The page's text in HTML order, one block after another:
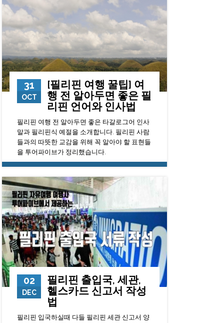
31
OCT
[필리핀 여행 꿀팁] 여
행 전 알아두면 좋은 필
리핀 언어와 인사법
필리핀 여행 전 알아두면 좋은 타갈로그어 인사
말과 필리핀식 예절을 소개합니다. 필리핀 사람
들과의 따뜻한 교감을 위해 꼭 알아야 할 표현들
을 투어파이브가 정리했습니다.
10996 0 23
02
DEC
필리핀 출입국, 세관,
헬스카드 신고서 작성
법
필리핀 입국하실때 다들 필리핀 세관 신고서 양